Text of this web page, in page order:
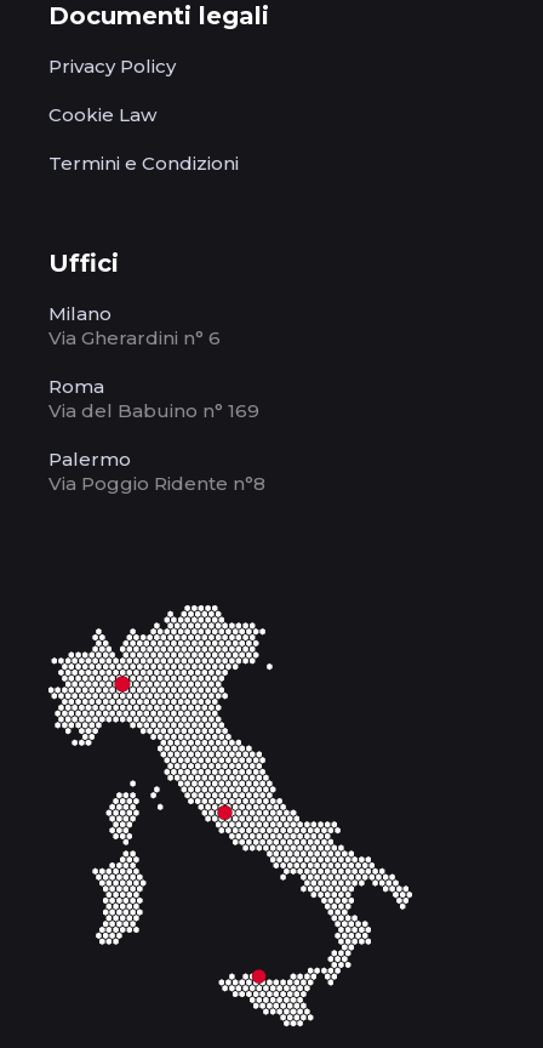
Documenti legali
Privacy Policy
Cookie Law
Termini e Condizioni
Uffici
Milano
Via Gherardini n° 6
Roma
Via del Babuino n° 169
Palermo
Via Poggio Ridente n°8